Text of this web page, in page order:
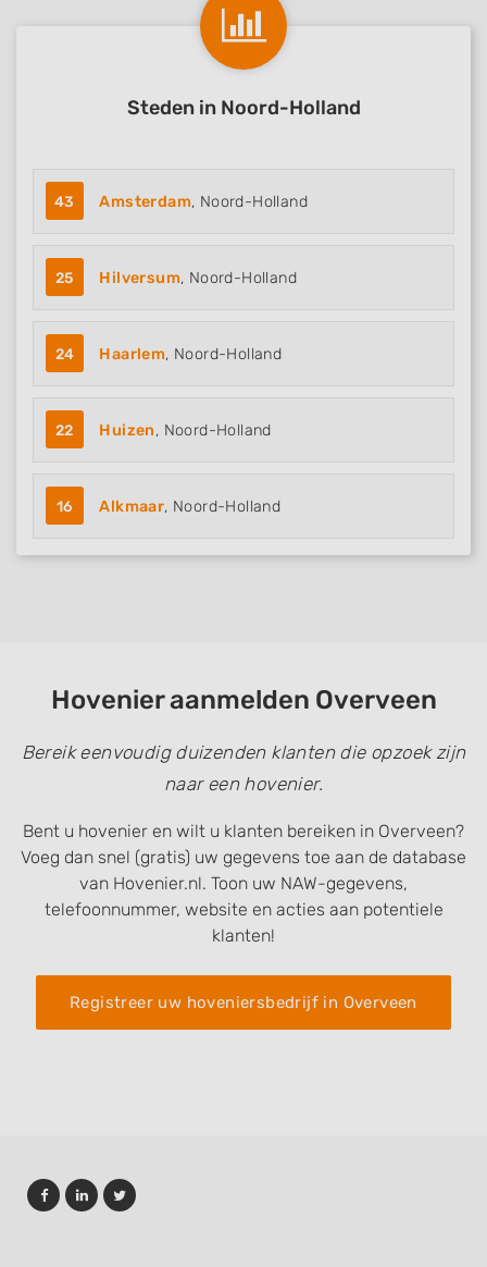
Steden in Noord-Holland
43 Amsterdam, Noord-Holland
25 Hilversum, Noord-Holland
24 Haarlem, Noord-Holland
22 Huizen, Noord-Holland
16 Alkmaar, Noord-Holland
Hovenier aanmelden Overveen
Bereik eenvoudig duizenden klanten die opzoek zijn
naar een hovenier.
Bent u hovenier en wilt u klanten bereiken in Overveen?
Voeg dan snel (gratis) uw gegevens toe aan de database
van Hovenier.nl. Toon uw NAW-gegevens,
telefoonnummer, website en acties aan potentiele
klanten!
Registreer uw hoveniersbedrijf in Overveen